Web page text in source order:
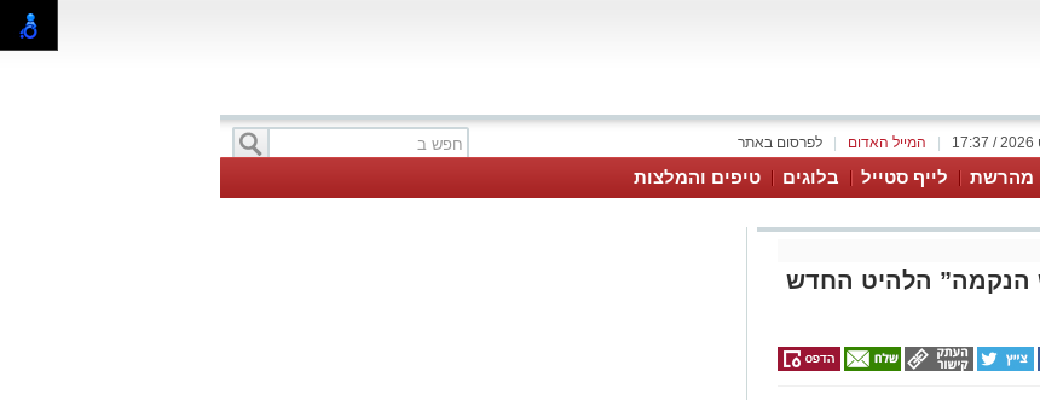
לפרסום באתר המייל האדום
מהרשת לייף סטייל בלוגים טיפים והמלצות
הנקמה” הלהיט החדש